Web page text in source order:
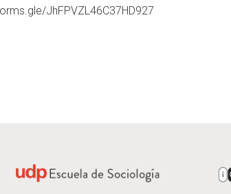
JhFPVZL46C37HD927